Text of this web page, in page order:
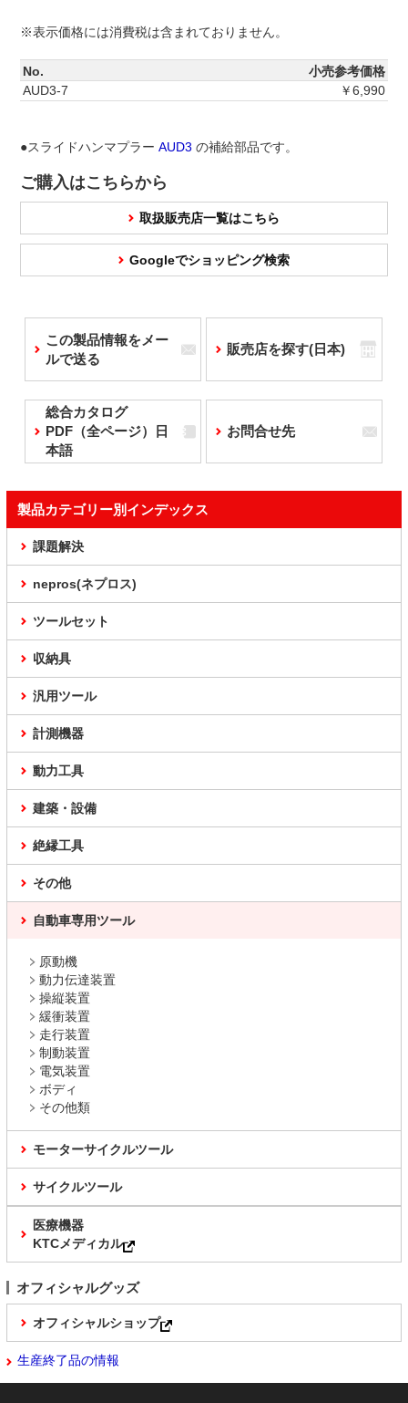
※表示価格には消費税は含まれておりません。
No.
小売参考価格
AUD3-7
￥6,990
●スライドハンマプラー AUD3 の補給部品です。
ご購入はこちらから
取扱販売店一覧はこちら
Googleでショッピング検索
この製品情報をメー
ルで送る
販売店を探す(日本)
総合カタログ
PDF（全ページ）日
本語
お問合せ先
製品カテゴリー別インデックス
課題解決
nepros(ネプロス)
ツールセット
収納具
汎用ツール
計測機器
動力工具
建築・設備
絶縁工具
その他
自動車専用ツール
原動機
動力伝達装置
操縦装置
緩衝装置
走行装置
制動装置
電気装置
ボディ
その他類
モーターサイクルツール
サイクルツール
医療機器
KTCメディカル
オフィシャルグッズ
オフィシャルショップ
生産終了品の情報